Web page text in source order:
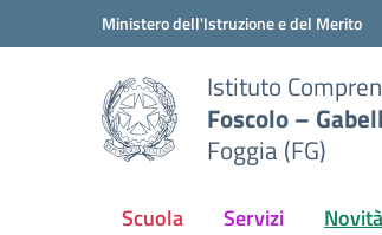
Vai ai contenuti
Vai al menu di navigazioneMinistero dell'Istruzione e del Merito
Istituto
Foscolo –
Foggia (FG)
Scuola Servizi Novità